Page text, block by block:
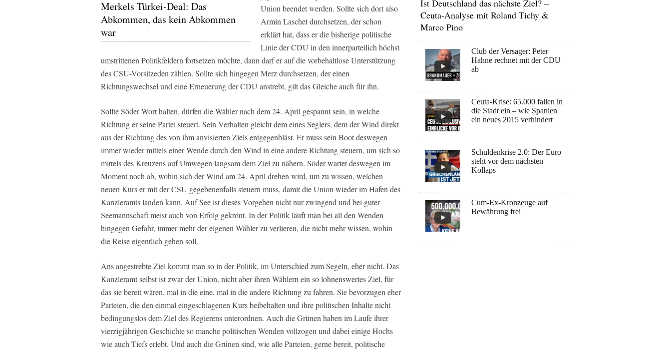
Merkels Türkei-Deal: Das
Abkommen, das kein Abkommen
war
Union beendet werden. Sollte sich dort also
Armin Laschet durchsetzen, der schon
erklärt hat, dass er die bisherige politische
Linie der CDU in den innerparteilich höchst
umstrittenen Politikfeldern fortsetzen möchte, dann darf er auf die vorbehaltlose Unterstützung
des CSU-Vorsitzeden zählen. Sollte sich hingegen Merz durchsetzen, der einen
Richtungswechsel und eine Erneuerung der CDU anstrebt, gilt das Gleiche auch für ihn.
Sollte Söder Wort halten, dürfen die Wähler nach dem 24. April gespannt sein, in welche
Richtung er seine Partei steuert. Sein Verhalten gleicht dem eines Seglers, dem der Wind direkt
aus der Richtung des von ihm anvisierten Ziels entgegenbläst. Er muss sein Boot deswegen
immer wieder mittels einer Wende durch den Wind in eine andere Richtung steuern, um sich so
mittels des Kreuzens auf Umwegen langsam dem Ziel zu nähern. Söder wartet deswegen im
Moment noch ab, wohin sich der Wind am 24. April drehen wird, um zu wissen, welchen
neuen Kurs er mit der CSU gegebenenfalls steuern muss, damit die Union wieder im Hafen des
Kanzleramts landen kann. Auf See ist dieses Vorgehen nicht nur zwingend und bei guter
Seemannschaft meist auch von Erfolg gekrönt. In der Politik läuft man bei all den Wenden
hingegen Gefahr, immer mehr der eigenen Wähler zu verlieren, die nicht mehr wissen, wohin
die Reise eigentlich gehen soll.
Ans angestrebte Ziel kommt man so in der Politik, im Unterschied zum Segeln, eher nicht. Das
Kanzleramt selbst ist zwar der Union, nicht aber ihren Wählern ein so lohnenswertes Ziel, für
das sie bereit wären, mal in die eine, mal in die andere Richtung zu fahren. Sie bevorzugen eher
Parteien, die den einmal eingeschlagenen Kurs beibehalten und ihre politischen Inhalte nicht
bedingungslos dem Ziel des Regierens unterordnen. Auch die Grünen haben im Laufe ihrer
vierzigjährigen Geschichte so manche politischen Wenden vollzogen und dabei einige Hochs
wie auch Tiefs erlebt. Und auch die Grünen sind, wie alle Parteien, gerne bereit, politische
Ist Deutschland das nächste Ziel? –
Ceuta-Analyse mit Roland Tichy &
Marco Pino
Club der Versager: Peter
Hahne rechnet mit der CDU
ab
Ceuta-Krise: 65.000 fallen in
die Stadt ein – wie Spanien
ein neues 2015 verhindert
Schuldenkrise 2.0: Der Euro
steht vor dem nächsten
Kollaps
Cum-Ex-Kronzeuge auf
Bewährung frei